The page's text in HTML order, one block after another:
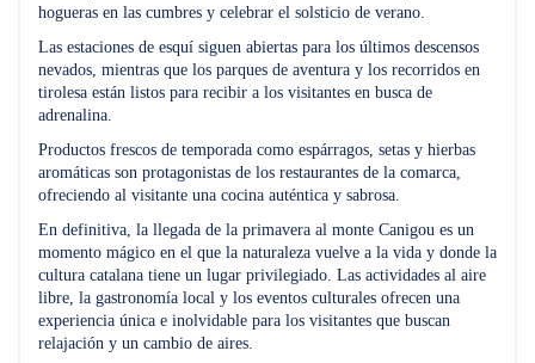
hogueras en las cumbres y celebrar el solsticio de verano.
Las estaciones de esquí siguen abiertas para los últimos descensos
nevados, mientras que los parques de aventura y los recorridos en
tirolesa están listos para recibir a los visitantes en busca de
adrenalina.
Productos frescos de temporada como espárragos, setas y hierbas
aromáticas son protagonistas de los restaurantes de la comarca,
ofreciendo al visitante una cocina auténtica y sabrosa.
En definitiva, la llegada de la primavera al monte Canigou es un
momento mágico en el que la naturaleza vuelve a la vida y donde la
cultura catalana tiene un lugar privilegiado. Las actividades al aire
libre, la gastronomía local y los eventos culturales ofrecen una
experiencia única e inolvidable para los visitantes que buscan
relajación y un cambio de aires.